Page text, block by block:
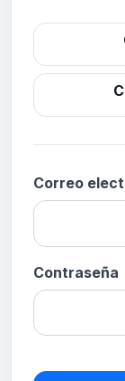
Correo
Contraseña